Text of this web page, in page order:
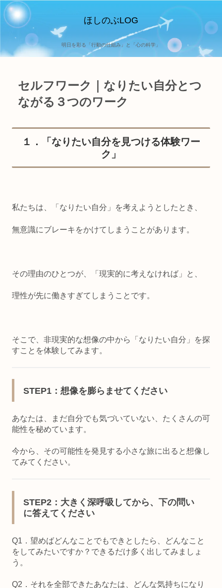
ほしのぶLOG
明日を彩る「行動の仕組み」と「心の科学」
セルフワーク｜なりたい自分とつ
ながる３つのワーク
１．「なりたい自分を見つける体験ワー
ク」
私たちは、「なりたい自分」を考えようとしたとき、
無意識にブレーキをかけてしまうことがあります。
その理由のひとつが、「現実的に考えなければ」と、
理性が先に働きすぎてしまうことです。
そこで、非現実的な想像の中から「なりたい自分」を探
すことを体験してみます。
STEP1 ：想像を膨らませてください
あなたは、まだ自分でも気づいていない、たくさんの可
能性を秘めています。
今から、その可能性を発見する小さな旅に出ると想像し
てみてください。
STEP2 ：大きく深呼吸してから、下の問い
に答えてください
Q1．望めばどんなことでもできとしたら、どんなこと
をしてみたいですか？できるだけ多く出してみましょ
う。
Q2．それを全部できたあなたは、どんな気持ちになり